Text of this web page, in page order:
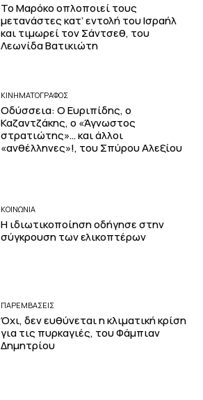
Το Μαρόκο οπλοποιεί τους
μετανάστες κατ’ εντολή του Ισραήλ
και τιμωρεί τον Σάντσεθ, του
Λεωνίδα Βατικιώτη
ΚΙΝΗΜΑΤΟΓΡΆΦΟΣ
Οδύσσεια: Ο Ευριπίδης, ο
Καζαντζάκης, ο «Άγνωστος
στρατιώτης»… και άλλοι
«ανθέλληνες»!, του Σπύρου Αλεξίου
ΚΟΙΝΩΝΙΑ
Η ιδιωτικοποίηση οδήγησε στην
σύγκρουση των ελικοπτέρων
ΠΑΡΕΜΒΑΣΕΙΣ
Όχι, δεν ευθύνεται η κλιματική κρίση
για τις πυρκαγιές, του Φάμπιαν
Δημητρίου